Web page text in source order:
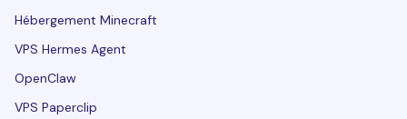
Hébergement Minecraft
VPS Hermes Agent
OpenClaw
VPS Paperclip